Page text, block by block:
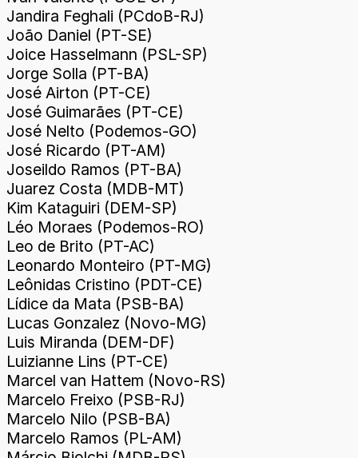
Jandira Feghali (PCdoB-RJ)
João Daniel (PT-SE)
Joice Hasselmann (PSL-SP)
Jorge Solla (PT-BA)
José Airton (PT-CE)
José Guimarães (PT-CE)
José Nelto (Podemos-GO)
José Ricardo (PT-AM)
Joseildo Ramos (PT-BA)
Juarez Costa (MDB-MT)
Kim Kataguiri (DEM-SP)
Léo Moraes (Podemos-RO)
Leo de Brito (PT-AC)
Leonardo Monteiro (PT-MG)
Leônidas Cristino (PDT-CE)
Lídice da Mata (PSB-BA)
Lucas Gonzalez (Novo-MG)
Luis Miranda (DEM-DF)
Luizianne Lins (PT-CE)
Marcel van Hattem (Novo-RS)
Marcelo Freixo (PSB-RJ)
Marcelo Nilo (PSB-BA)
Marcelo Ramos (PL-AM)